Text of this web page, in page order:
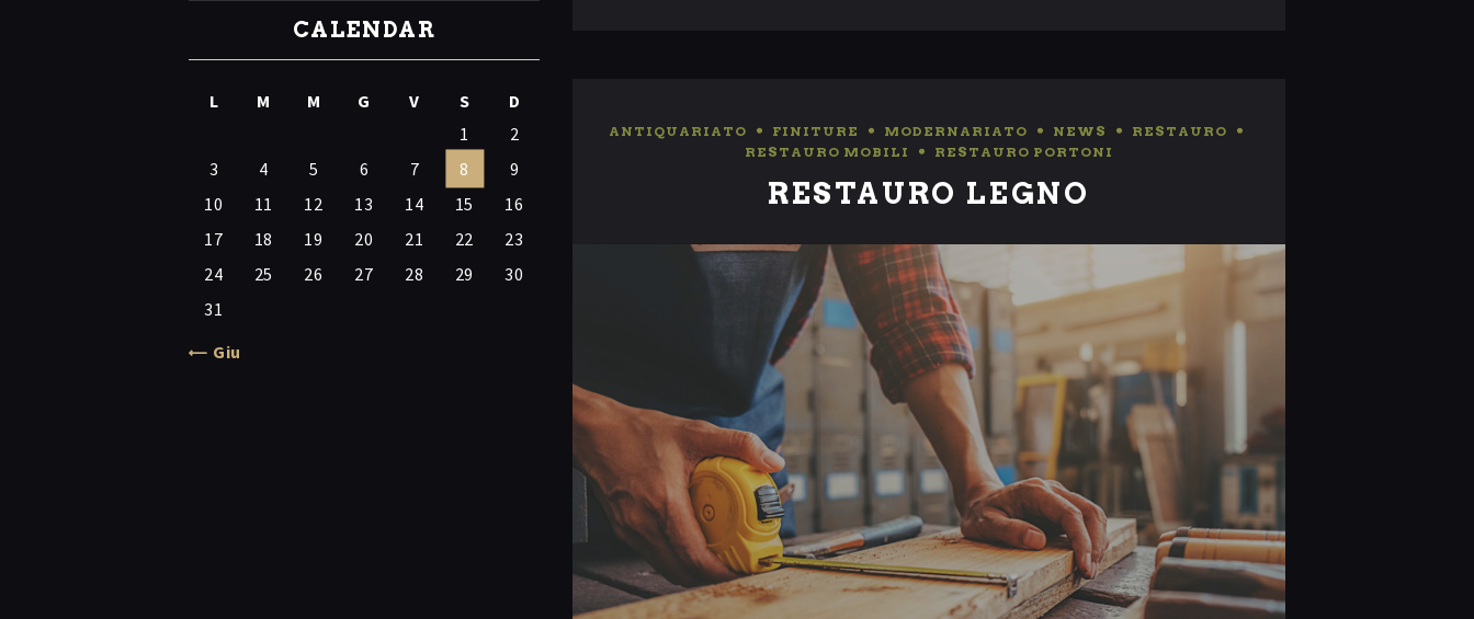
ANTIQUARIATO FINITURE MODERNARIATO NEWS RESTAURO
RESTAURO MOBILI
RESTAURO PORTONI
RESTAURO LEGNO
CALENDAR
L M M G V S
D
1
2
3
4 5 6 7 8
9
10
11 12 13 14 15
16
17
18 19 20 21 22
23
24
25 26 27 28 29
30
31
« Giu